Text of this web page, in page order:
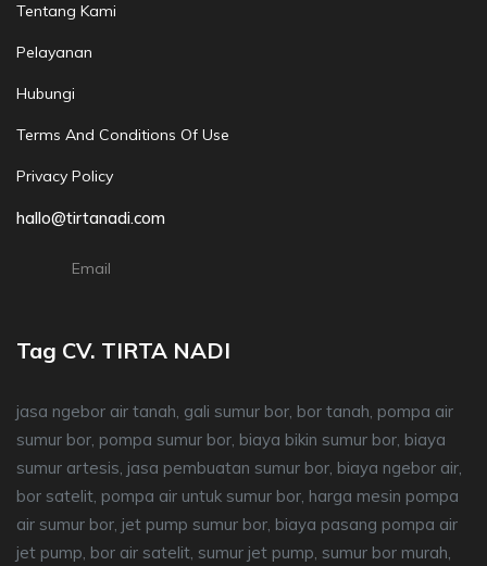
Tentang Kami
Pelayanan
Hubungi
Terms And Conditions Of Use
Privacy Policy
hallo@tirtanadi.com
Email
Tag CV. TIRTA NADI
jasa ngebor air tanah, gali sumur bor, bor tanah, pompa air
sumur bor, pompa sumur bor, biaya bikin sumur bor, biaya
sumur artesis, jasa pembuatan sumur bor, biaya ngebor air,
bor satelit, pompa air untuk sumur bor, harga mesin pompa
air sumur bor, jet pump sumur bor, biaya pasang pompa air
jet pump, bor air satelit, sumur jet pump, sumur bor murah,